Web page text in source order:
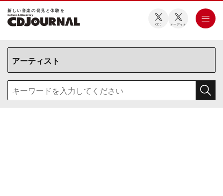
新しい⾳楽の発⾒と体験を
CDJ オーディオ